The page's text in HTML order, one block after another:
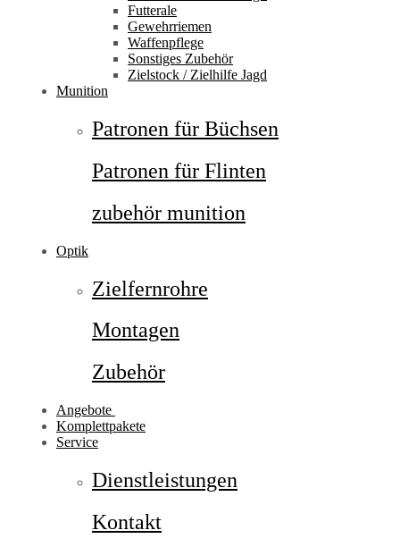
Futterale
Gewehrriemen
Waffenpflege
Sonstiges Zubehör
Zielstock / Zielhilfe Jagd
Munition
Patronen für Büchsen
Patronen für Flinten
zubehör munition
Optik
Zielfernrohre
Montagen
Zubehör
Angebote
Komplettpakete
Service
Dienstleistungen
Kontakt